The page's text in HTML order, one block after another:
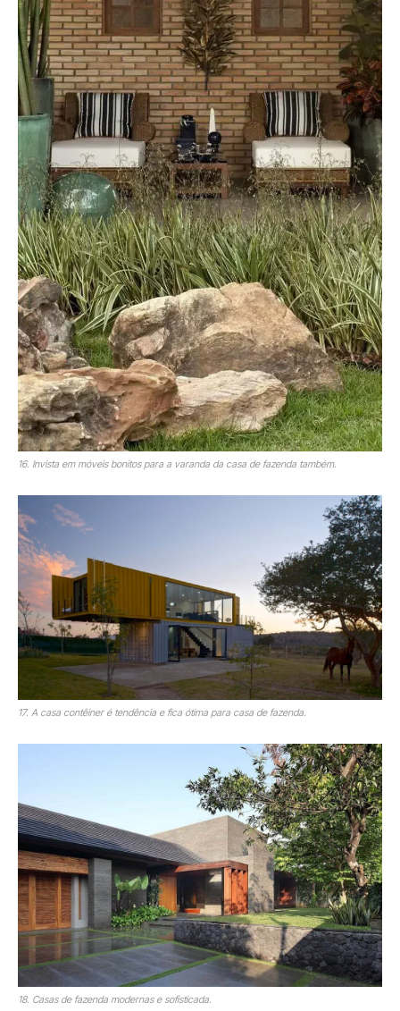
16. Invista em móveis bonitos para a varanda da casa de fazenda também.
17. A casa contêiner é tendência e fica ótima para casa de fazenda.
18. Casas de fazenda modernas e sofisticada.